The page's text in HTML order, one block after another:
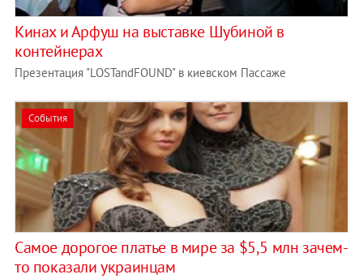
Кинах и Арфуш на выставке Шубиной в
контейнерах
Презентация "LOSTandFOUND" в киевском Пассаже
События
Самое дорогое платье в мире за $5,5 млн зачем-
то показали украинцам